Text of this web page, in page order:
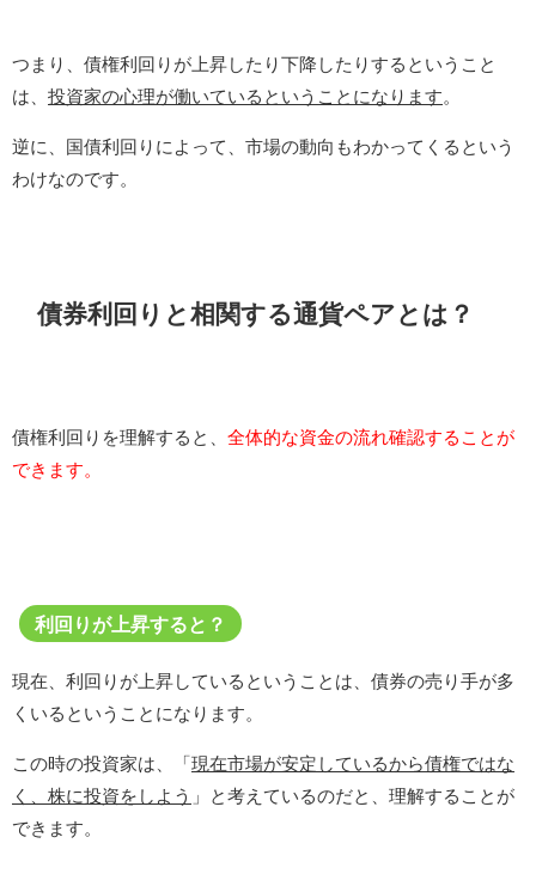
つまり、債権利回りが上昇したり下降したりするということ
は、 投資家の心理が働いているということになります 。
逆に、国債利回りによって、市場の動向もわかってくるという
わけなのです。
債券利回りと相関する通貨ペアとは？
債権利回りを理解すると、 全体的な資金の流れ確認することが
できます。
利回りが上昇すると？
現在、利回りが上昇しているということは、債券の売り手が多
くいるということになります。
この時の投資家は、「 現在市場が安定しているから債権ではな
く、株に投資をしよう 」と考えているのだと、理解することが
できます。